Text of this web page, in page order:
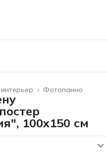
Фотопанно
интерьер ›
100x150 см